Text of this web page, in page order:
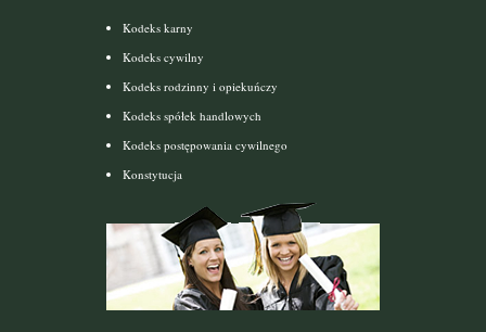
Kodeks karny
Kodeks cywilny
Kodeks rodzinny i opiekuńczy
Kodeks spółek handlowych
Kodeks postępowania cywilnego
Konstytucja